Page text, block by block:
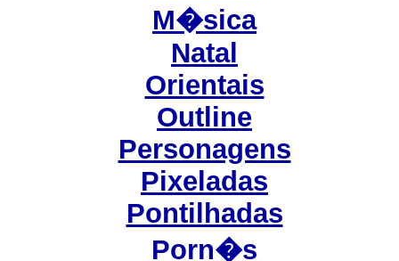
M�sica
Natal
Orientais
Outline
Personagens
Pixeladas
Pontilhadas
Porn�s